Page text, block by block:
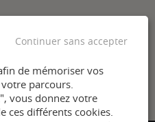
de mémoriser vos
parcours.
vous donnez votre
ces différents cookies.
Continuer sans accepter